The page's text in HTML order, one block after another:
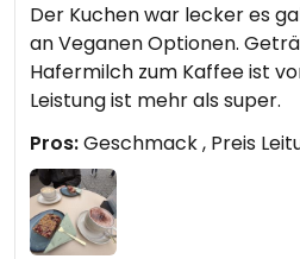
Der Kuchen war lecker es
an Veganen Optionen.
Hafermilch zum Kaffee ist
Leistung ist mehr als super.
Pros:Geschmack , Preis